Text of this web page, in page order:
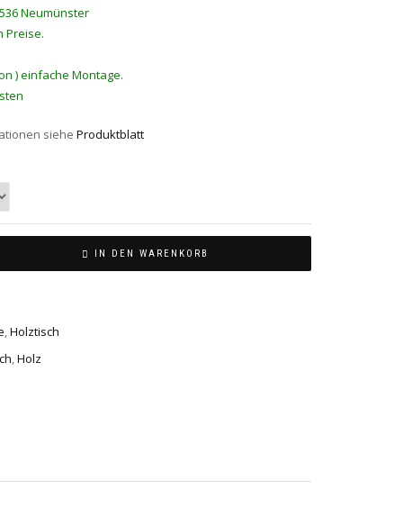
Neumünster
Preise.
) einfache Montage.
siehe Produktblatt
IN DEN WARENKORB
Holztisch
,Holz